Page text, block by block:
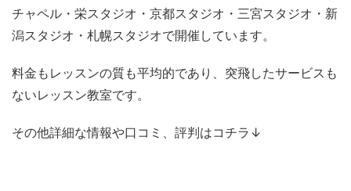
チャペル・栄スタジオ・京都スタジオ・三宮スタジオ・新
潟スタジオ・札幌スタジオで開催しています。
料金もレッスンの質も平均的であり、突飛したサービスも
ないレッスン教室です。
その他詳細な情報や口コミ、評判はコチラ↓